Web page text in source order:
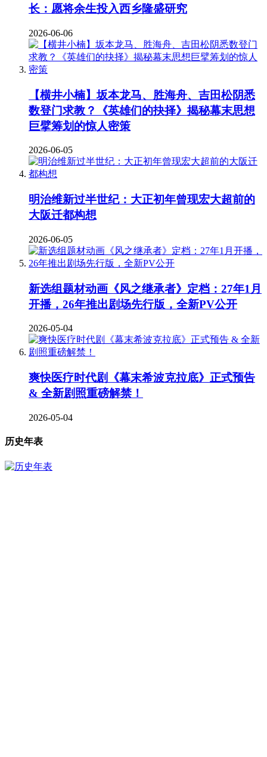
长：愿将余生投入西乡隆盛研究
2026-06-06
【横井小楠】坂本龙马、胜海舟、吉田松阴悉
数登门求教？《英雄们的抉择》揭秘幕末思想
巨擘筹划的惊人密策
2026-06-05
明治维新过半世纪：大正初年曾现宏大超前的
大阪迁都构想
2026-06-05
新选组题材动画《风之继承者》定档：27年1月
开播，26年推出剧场先行版，全新PV公开
2026-05-04
爽快医疗时代剧《幕末希波克拉底》正式预告
& 全新剧照重磅解禁！
2026-05-04
历史年表